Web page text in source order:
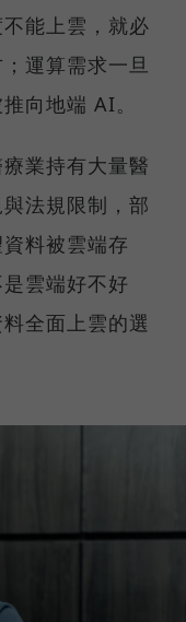
能上雲，就必
運算需求一旦
向地端 AI。
業持有大量醫
法規限制，部
料被雲端存
雲端好不好
全面上雲的選